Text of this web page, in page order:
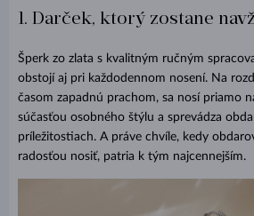
1. Darček, ktorý zostane
Šperk zo zlata s kvalitným ručným
obstojí aj pri každodennom nosení. Na
časom zapadnú prachom, sa nosí priamo
súčasťou osobného štýlu a sprevádza
príležitostiach. A práve chvíle, kedy
radosťou nosiť, patria k tým najcennejším.